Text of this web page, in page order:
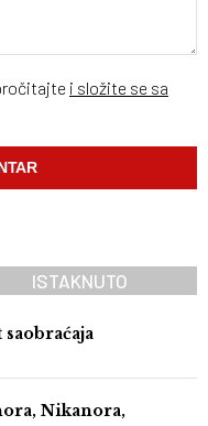
i složite se sa
ISTAKNUTO
Nikanora,